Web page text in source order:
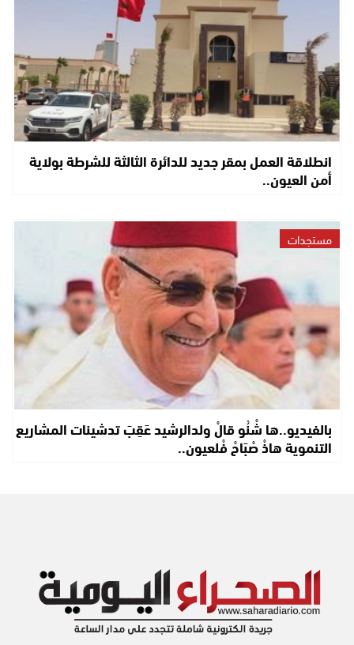
انطلاقة العمل بمقر جديد للدائرة الثالثة للشرطة بولاية
أمن العيون..
مستجدات
بالفيديو..ها شْنُو قالْ ولدالرشيد عَقِبَ تدشينات المشاريع
التنموية هاذْ صْبَاحْ فْلعيون..